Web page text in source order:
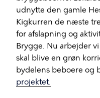
udnytte den gamle
Kigkurren de næste
for afslapning og
Brygge. Nu arbejder
skal blive en grøn
bydelens beboere og
projektet.